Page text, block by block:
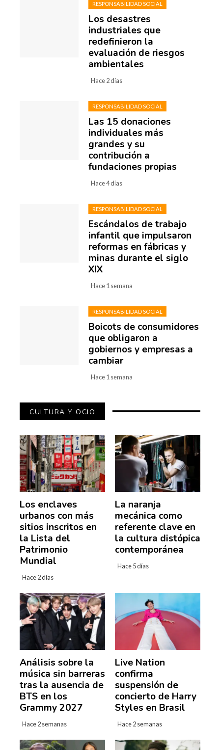
RESPONSABILIDAD SOCIAL
Los desastres
industriales que
redefinieron la
evaluación de riesgos
ambientales
Hace 2 días
RESPONSABILIDAD SOCIAL
Las 15 donaciones
individuales más
grandes y su
contribución a
fundaciones propias
Hace 4 días
RESPONSABILIDAD SOCIAL
Escándalos de trabajo
infantil que impulsaron
reformas en fábricas y
minas durante el siglo
XIX
Hace 1 semana
RESPONSABILIDAD SOCIAL
Boicots de consumidores
que obligaron a
gobiernos y empresas a
cambiar
Hace 1 semana
CULTURA Y OCIO
Los enclaves
urbanos con más
sitios inscritos en
la Lista del
Patrimonio
Mundial
Hace 2 días
La naranja
mecánica como
referente clave en
la cultura distópica
contemporánea
Hace 5 días
Análisis sobre la
música sin barreras
tras la ausencia de
BTS en los
Grammy 2027
Hace 2 semanas
Live Nation
confirma
suspensión de
concierto de Harry
Styles en Brasil
Hace 2 semanas